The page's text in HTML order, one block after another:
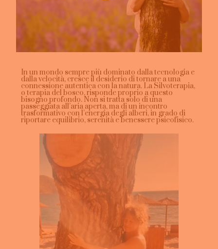
In un mondo sempre più dominato dalla tecnologia e
dalla velocità, cresce il desiderio di tornare a una
connessione autentica con la natura. La Silvoterapia,
o terapia del bosco, risponde proprio a questo
bisogno profondo. Non si tratta solo di una
passeggiata all’aria aperta, ma di un incontro
trasformativo con l’energia degli alberi, in grado di
riportare equilibrio, serenità e benessere psicofisico.